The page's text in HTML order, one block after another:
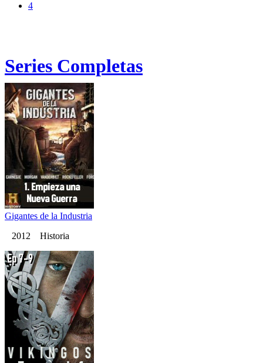
4
Series Completas
Gigantes de la Industria
2012 Historia